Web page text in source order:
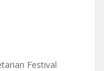
Festival